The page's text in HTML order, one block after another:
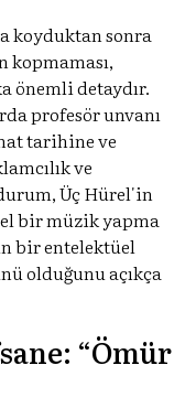
koyduktan sonra
önemli detaydır.
profesör unvanı
tarihine ve
ve
Üç Hürel'in
bir müzik yapma
bir entelektüel
olduğunu açıkça
“Ömür